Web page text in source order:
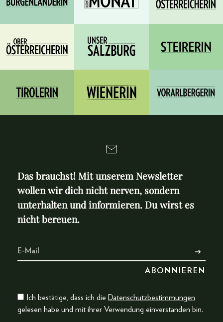
Das brauchst! Mit unserem Newsletter
wollen wir dich nicht nerven, sondern
unterhalten und informieren. Du wirst es
nicht bereuen.
Ich bestätige, dass ich die Datenschutzbestimmungen
gelesen habe und mit ihrer Verwendung einverstanden bin.